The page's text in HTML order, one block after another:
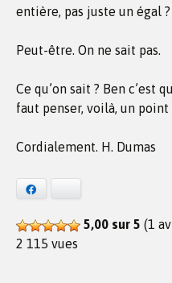
entière, pas juste un égal ?
Peut-être. On ne sait pas.
Ce qu’on sait ? Ben c’est
faut penser, voilà, un point
Cordialement. H. Dumas
5,00 sur 5 (1
2 115 vues